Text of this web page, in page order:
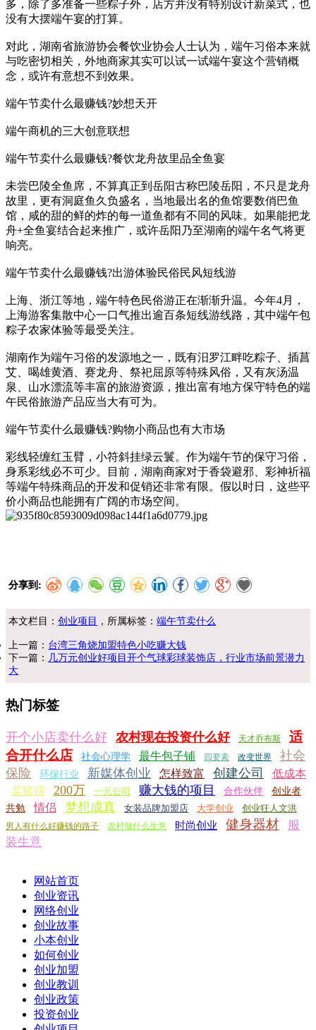
多，除了多准备一些粽子外，店方并没有特别设计新菜式，也
没有大摆端午宴的打算。
对此，湖南省旅游协会餐饮业协会人士认为，端午习俗本来就
与吃密切相关，外地商家其实可以试一试端午宴这个营销概
念，或许有意想不到效果。
端午节卖什么最赚钱?妙想天开
端午商机的三大创意联想
端午节卖什么最赚钱?餐饮龙舟故里品全鱼宴
未尝巴陵全鱼席，不算真正到岳阳古称巴陵岳阳，不只是龙舟
故里，更有洞庭鱼久负盛名，当地最出名的鱼馆要数俏巴鱼
馆，咸的甜的鲜的炸的每一道鱼都有不同的风味。如果能把龙
舟+全鱼宴结合起来推广，或许岳阳乃至湖南的端午名气将更
响亮。
端午节卖什么最赚钱?出游体验民俗民风短线游
上海、浙江等地，端午特色民俗游正在渐渐升温。今年4月，
上海游客集散中心一口气推出逾百条短线游线路，其中端午包
粽子农家体验等最受关注。
湖南作为端午习俗的发源地之一，既有汨罗江畔吃粽子、插菖
艾、喝雄黄酒、赛龙舟、祭祀屈原等特殊风俗，又有灰汤温
泉、山水漂流等丰富的旅游资源，推出富有地方保守特色的端
午民俗旅游产品应当大有可为。
端午节卖什么最赚钱?购物小商品也有大市场
彩线轻缠红玉臂，小符斜挂绿云鬟。作为端午节的保守习俗，
身系彩线必不可少。目前，湖南商家对于香袋避邪、彩神祈福
等端午特殊商品的开发和促销还非常有限。假以时日，这些平
价小商品也能拥有广阔的市场空间。
分享到:
本文栏目：创业项目 ，所属标签：端午节卖什么
上一篇： 台湾三角烧加盟特色小吃赚大钱
下一篇： 几万元创业好项目开个气球彩球装饰店，行业市场前景潜力
大
热门标签
开个小店卖什么好 农村现在投资什么好 天才乔布斯
适
合开什么店
社会心理学 最牛包子铺 四要素 改变世界
社会
保险
环保行业 新媒体创业 怎样致富 创建公司
低成本
卖猪蹄
200万 一元公司 赚大钱的项目 合作伙伴
创业者
共勉
情侣 梦想成真 女装品牌加盟店 大学创业 创业狂人文洪
男人有什么好赚钱的路子 农村做什么生意 时尚创业 健身器材
服
装生意
网站首页
创业资讯
网络创业
创业故事
小本创业
如何创业
创业加盟
创业教训
创业政策
投资创业